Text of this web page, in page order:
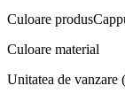
Culoare produs
Culoare material
Unitatea de vanzare